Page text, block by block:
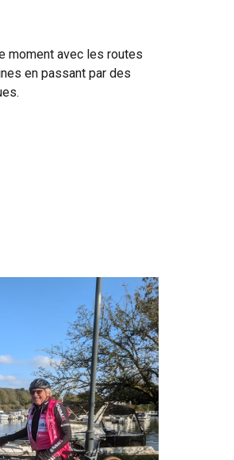
moment avec les routes
en passant par des